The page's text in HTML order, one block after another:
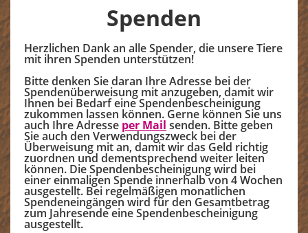
Jetzt aktiv werden!
Pflegestelle werden
Spenden
Mitgliedschaft
Patenschaft
Erfahrungsberichte
Kontakt
Datenschutzerklärung
Impressum
Spenden
Herzlichen Dank an alle Spender, die unsere Tiere
mit ihren Spenden unterstützen!
Bitte denken Sie daran Ihre Adresse bei der
Spendenüberweisung mit anzugeben, damit wir
Ihnen bei Bedarf eine Spendenbescheinigung
zukommen lassen können. Gerne können Sie uns
auch Ihre Adresse per Mail senden. Bitte geben
Sie auch den Verwendungszweck bei der
Überweisung mit an, damit wir das Geld richtig
zuordnen und dementsprechend weiter leiten
können. Die Spendenbescheinigung wird bei
einer einmaligen Spende innerhalb von 4 Wochen
ausgestellt. Bei regelmäßigen monatlichen
Spendeneingängen wird für den Gesamtbetrag
zum Jahresende eine Spendenbescheinigung
ausgestellt.